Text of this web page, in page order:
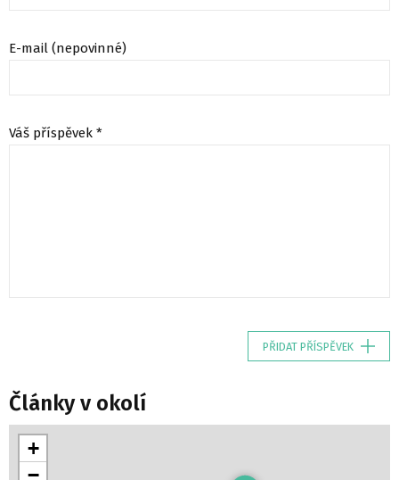
E-mail (nepovinné)
Váš příspěvek *
PŘIDAT PŘÍSPĚVEK
Články v okolí
+
−